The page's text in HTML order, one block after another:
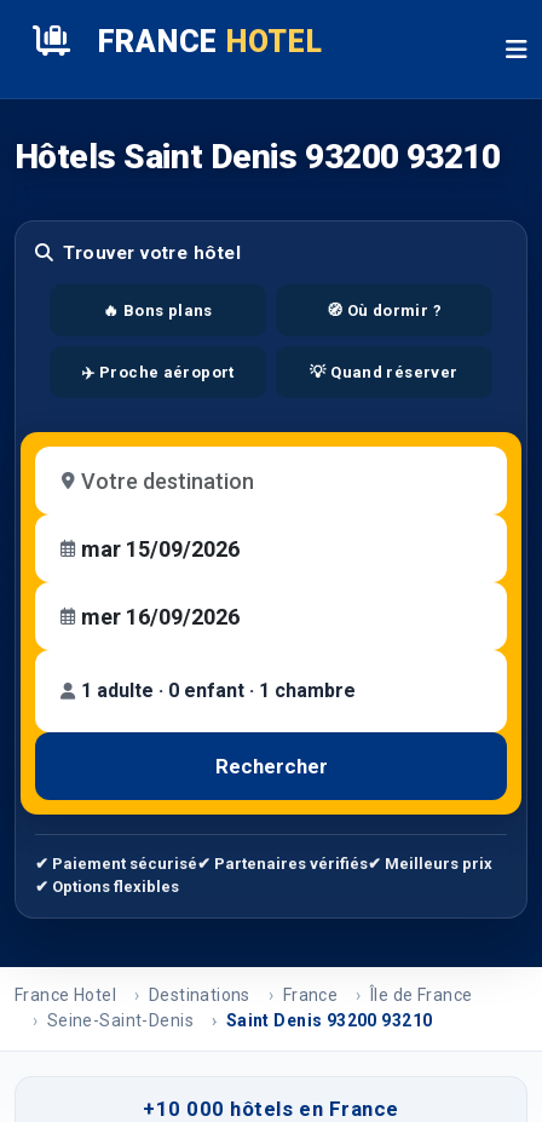
FRANCE HOTEL
Hôtels Saint Denis 93200 93210
Trouver votre hôtel
🔥 Bons plans 🧭 Où dormir ?
✈️ Proche aéroport 💡 Quand réserver
1 adulte · 0 enfant · 1 chambre
Rechercher
✔ Paiement sécurisé✔ Partenaires vérifiés✔ Meilleurs prix
✔ Options flexibles
France Hotel Destinations France
Île de France
Seine-Saint-Denis
Saint Denis 93200 93210
+10 000 hôtels en France